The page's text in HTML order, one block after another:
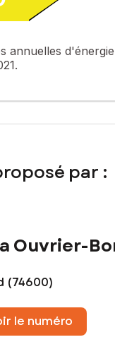
000 € soit 3,1 % TTC
annuelles
par :
Ouvrier-
(74600)
le numéro